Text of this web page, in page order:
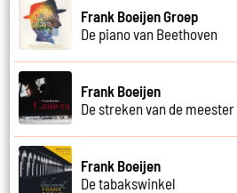
Frank Boeijen Groep
De piano van Beethoven
Frank Boeijen
De streken van de meester
Frank Boeijen
De tabakswinkel